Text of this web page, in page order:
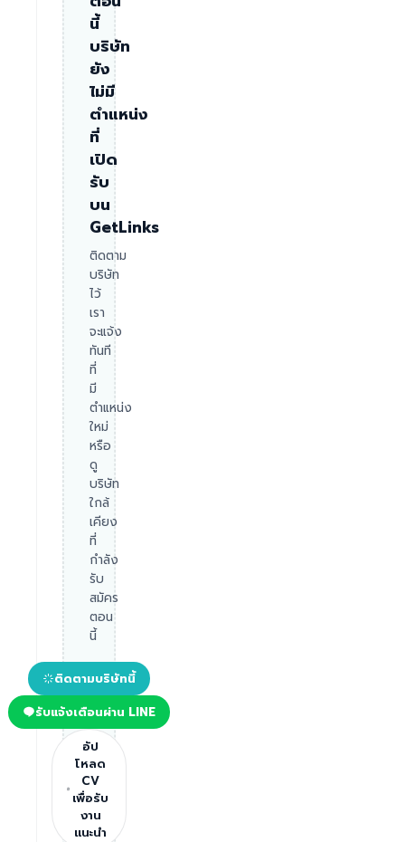
นี้
บริษัท
ยัง
ไม่มี
ตำแหน่ง
ที่
เปิด
รับ
บน
GetLinks
ติดตาม
บริษัท
ไว้
เรา
จะแจ้ง
ทันที
ที่
มี
ตำแหน่ง
ใหม่
หรือ
ดู
บริษัท
ใกล้
เคียง
ที่
กำลัง
รับ
สมัคร
ตอน
นี้
ติดตามบริษัทนี้
รับแจ้งเตือนผ่าน LINE
อัป
โหลด
CV
เพื่อรับ
งาน
แนะนำ